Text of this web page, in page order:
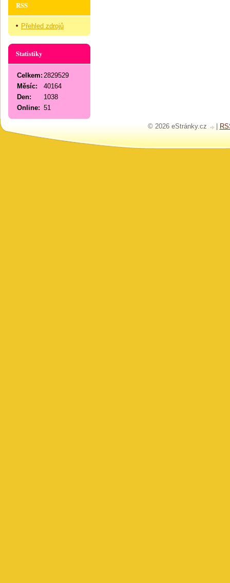
RSS
Přehled zdrojů
Statistiky
Online: 51
Celkem: 2829529
Měsíc:
40164
Den:
1038
© 2026 eStránky.cz